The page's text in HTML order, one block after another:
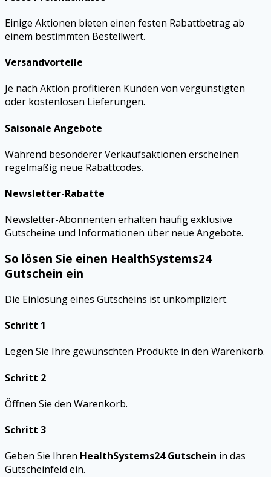
Einige Aktionen bieten einen festen Rabattbetrag ab
einem bestimmten Bestellwert.
Versandvorteile
Je nach Aktion profitieren Kunden von vergünstigten
oder kostenlosen Lieferungen.
Saisonale Angebote
Während besonderer Verkaufsaktionen erscheinen
regelmäßig neue Rabattcodes.
Newsletter-Rabatte
Newsletter-Abonnenten erhalten häufig exklusive
Gutscheine und Informationen über neue Angebote.
So lösen Sie einen HealthSystems24
Gutschein ein
Die Einlösung eines Gutscheins ist unkompliziert.
Schritt 1
Legen Sie Ihre gewünschten Produkte in den Warenkorb.
Schritt 2
Öffnen Sie den Warenkorb.
Schritt 3
Geben Sie Ihren HealthSystems24 Gutschein in das
Gutscheinfeld ein.